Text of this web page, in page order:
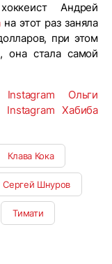
Андрей
на этот раз заняла
при этом
она стала самой
Instagram Ольги
Instagram Хабиба
Клава Кока
Сергей Шнуров
Тимати